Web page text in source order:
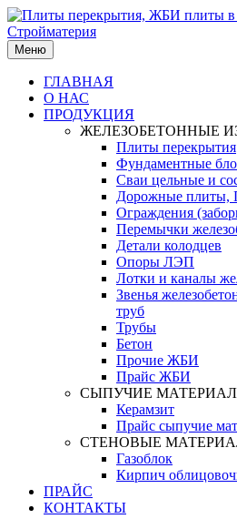
Меню
ГЛАВНАЯ
О НАС
ПРОДУКЦИЯ
ЖЕЛЕЗОБЕТОННЫЕ
Плиты перекрытия
Фундаментные
Сваи цельные и
Дорожные
Ограждения
Перемычки
Детали колодцев
Опоры ЛЭП
Лотки и каналы
Звенья
труб
Трубы
Бетон
Прочие ЖБИ
Прайс ЖБИ
СЫПУЧИЕ
Керамзит
Прайс сыпучие
СТЕНОВЫЕ
Газоблок
Кирпич
ПРАЙС
КОНТАКТЫ